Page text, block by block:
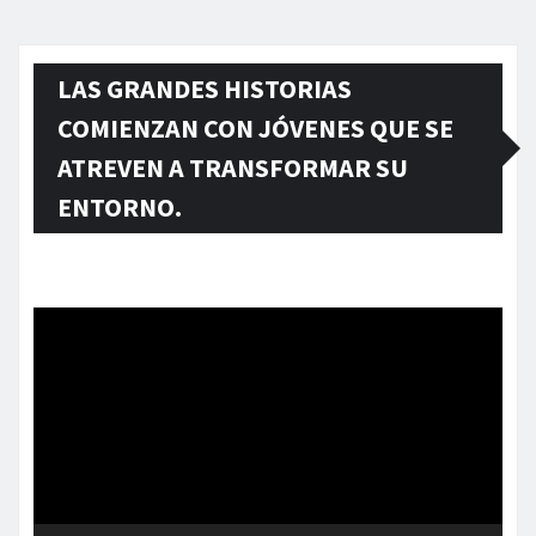
LAS GRANDES HISTORIAS
COMIENZAN CON JÓVENES QUE SE
ATREVEN A TRANSFORMAR SU
ENTORNO.